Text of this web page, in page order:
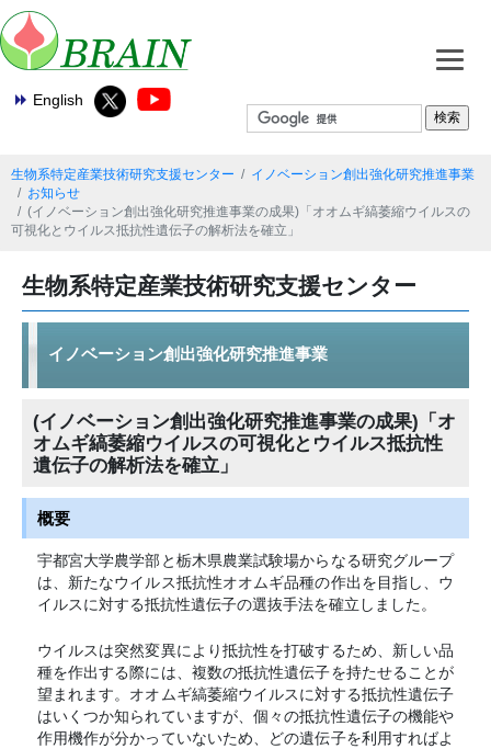
English
生物系特定産業技術研究支援センター
イノベーション創出強化研究推進事業
お知らせ
(イノベーション創出強化研究推進事業の成果)「オオムギ縞萎縮ウイルスの
可視化とウイルス抵抗性遺伝子の解析法を確立」
生物系特定産業技術研究支援センター
イノベーション創出強化研究推進事業
(イノベーション創出強化研究推進事業の成果)「オ
オムギ縞萎縮ウイルスの可視化とウイルス抵抗性
遺伝子の解析法を確立」
概要
宇都宮大学農学部と栃木県農業試験場からなる研究グループ
は、新たなウイルス抵抗性オオムギ品種の作出を目指し、ウ
イルスに対する抵抗性遺伝子の選抜手法を確立しました。
ウイルスは突然変異により抵抗性を打破するため、新しい品
種を作出する際には、複数の抵抗性遺伝子を持たせることが
望まれます。オオムギ縞萎縮ウイルスに対する抵抗性遺伝子
はいくつか知られていますが、個々の抵抗性遺伝子の機能や
作用機作が分かっていないため、どの遺伝子を利用すればよ